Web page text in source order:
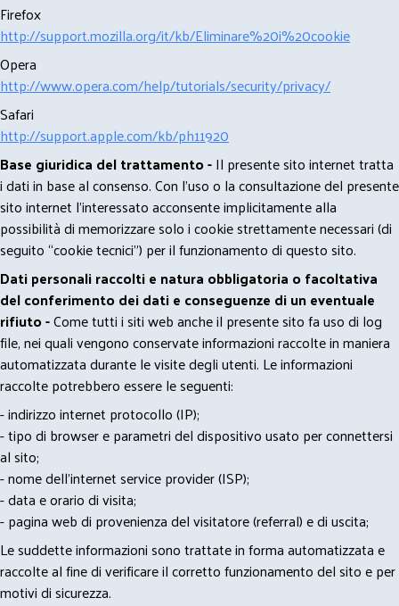
Firefox
http://support.mozilla.org/it/kb/Eliminare%20i%20cookie
Opera
http://www.opera.com/help/tutorials/security/privacy/
Safari
http://support.apple.com/kb/ph11920
Base giuridica del trattamento -Il presente sito internet tratta
i dati in base al consenso. Con l'uso o la consultazione del presente
sito internet l’interessato acconsente implicitamente alla
possibilità di memorizzare solo i cookie strettamente necessari (di
seguito “cookie tecnici”) per il funzionamento di questo sito.
Dati personali raccolti e natura obbligatoria o facoltativa
del conferimento dei dati e conseguenze di un eventuale
rifiuto -Come tutti i siti web anche il presente sito fa uso di log
file, nei quali vengono conservate informazioni raccolte in maniera
automatizzata durante le visite degli utenti. Le informazioni
raccolte potrebbero essere le seguenti:
- indirizzo internet protocollo (IP);
- tipo di browser e parametri del dispositivo usato per connettersi
al sito;
- nome dell'internet service provider (ISP);
- data e orario di visita;
- pagina web di provenienza del visitatore (referral) e di uscita;
Le suddette informazioni sono trattate in forma automatizzata e
raccolte al fine di verificare il corretto funzionamento del sito e per
motivi di sicurezza.